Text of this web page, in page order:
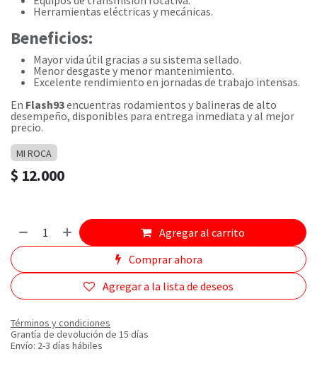
Herramientas eléctricas y mecánicas.
Beneficios:
Mayor vida útil gracias a su sistema sellado.
Menor desgaste y menor mantenimiento.
Excelente rendimiento en jornadas de trabajo intensas.
En Flash93encuentras rodamientos y balineras de alto
desempeño, disponibles para entrega inmediata y al mejor
precio.
MI ROCA
$ 12.000
Agregar al carrito
Comprar ahora
Agregar a la lista de deseos
Términos y condiciones
Grantía de devolución de 15 días
Envío: 2-3 días hábiles